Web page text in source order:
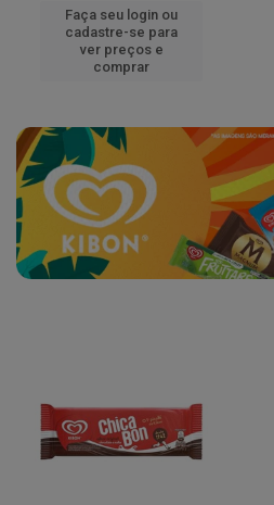
Faça seu login ou
cadastre-se para
ver preços e
comprar